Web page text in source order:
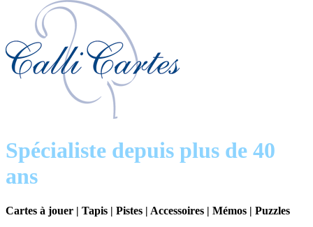
Spécialiste depuis plus de 40
ans
Cartes à jouer | Tapis | Pistes | Accessoires | Mémos | Puzzles